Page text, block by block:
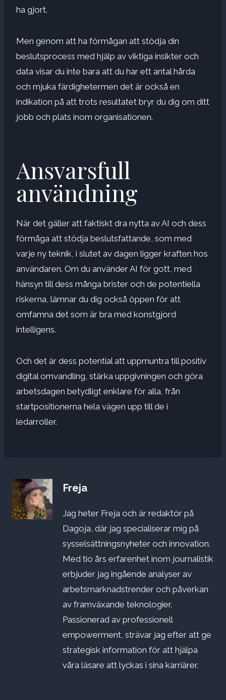
ha gjort.
Men genom att ha förmågan att stödja din
beslutsprocess med hjälp av viktiga insikter och
data visar du inte bara att du har ett antal hårda
och mjuka färdighetermen det är också en
indikation på att trots resultatet bryr du dig om ditt
jobb och plats inom organisationen.
Ansvarsfull
användning
När det gäller att faktiskt dra nytta av AI och dess
förmåga att stödja beslutsfattande, som med
varje ny teknik, i slutet av dagen ligger kraften hos
användaren. Om du använder AI för gott, med
hänsyn till dess många brister och de potentiella
riskerna, lämnar du dig också öppen för att
omfamna det som är bra med konstgjord
intelligens.
Och det är dess potential att uppmuntra till positiv
digital omvandling, stärka uppgivningen och göra
arbetsdagen betydligt enklare för alla, från
startpositionerna hela vägen upp till de i
ledarroller.
Freja
Jag heter Freja och är redaktör på
Dagoja, där jag specialiserar mig på
sysselsättningsnyheter och innovation.
Med tio års erfarenhet inom journalistik
erbjuder jag ingående analyser av
arbetsmarknadstrender och påverkan
av framväxande teknologier.
Passionerad av professionell
empowerment, strävar jag efter att ge
strategisk information för att hjälpa
våra läsare att lyckas i sina karriärer.